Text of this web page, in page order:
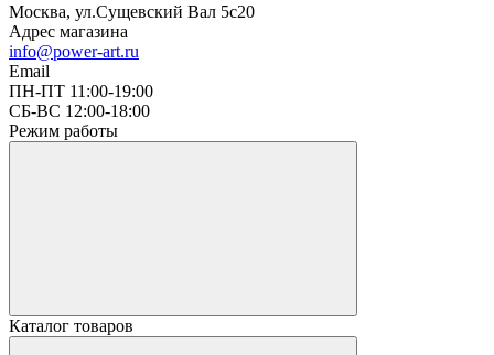
Москва, ул.Сущевский Вал 5с20
Адрес магазина
info@power-art.ru
Email
ПН-ПТ 11:00-19:00
СБ-ВС 12:00-18:00
Режим работы
Каталог товаров